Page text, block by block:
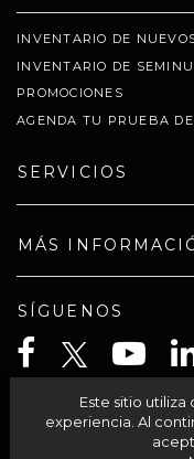
INVENTARIO DE
INVENTARIO DE
PROMOCIONES
AGENDA TU PRUEBA
SERVICIOS
MÁS
SÍGUENOS
CELTA SOLUCIONES SA
Este sitio
experiencia. Al